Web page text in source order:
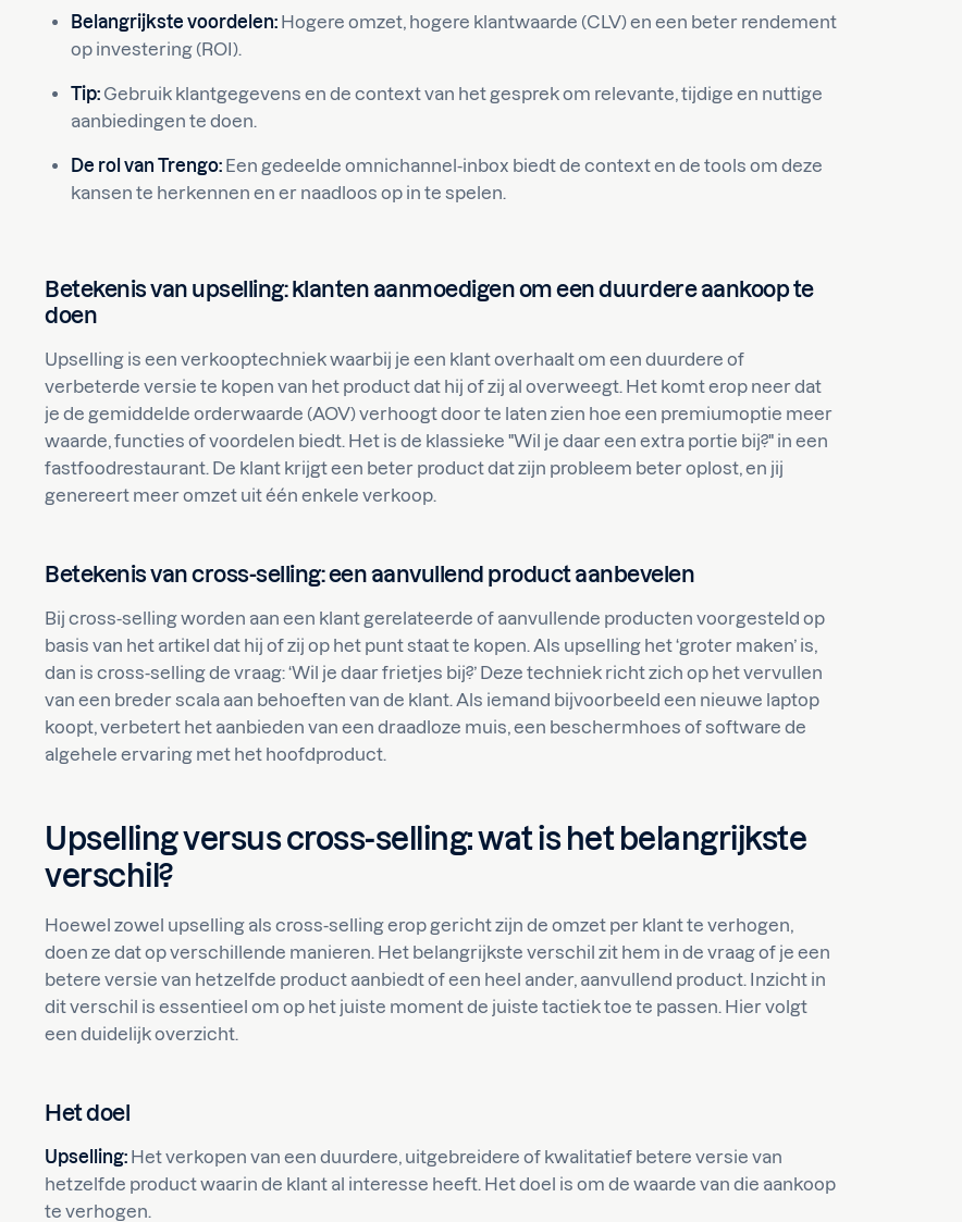
Belangrijkste voordelen: Hogere omzet, hogere klantwaarde (CLV) en een beter rendement
op investering (ROI).
Tip: Gebruik klantgegevens en de context van het gesprek om relevante, tijdige en nuttige
aanbiedingen te doen.
De rol van Trengo: Een gedeelde omnichannel-inbox biedt de context en de tools om deze
kansen te herkennen en er naadloos op in te spelen.
Betekenis van upselling: klanten aanmoedigen om een duurdere aankoop te
doen
Upselling is een verkooptechniek waarbij je een klant overhaalt om een duurdere of
verbeterde versie te kopen van het product dat hij of zij al overweegt. Het komt erop neer dat
je de gemiddelde orderwaarde (AOV) verhoogt door te laten zien hoe een premiumoptie meer
waarde, functies of voordelen biedt. Het is de klassieke "Wil je daar een extra portie bij?" in een
fastfoodrestaurant. De klant krijgt een beter product dat zijn probleem beter oplost, en jij
genereert meer omzet uit één enkele verkoop.
Betekenis van cross-selling: een aanvullend product aanbevelen
Bij cross-selling worden aan een klant gerelateerde of aanvullende producten voorgesteld op
basis van het artikel dat hij of zij op het punt staat te kopen. Als upselling het ‘groter maken’ is,
dan is cross-selling de vraag: ‘Wil je daar frietjes bij?’ Deze techniek richt zich op het vervullen
van een breder scala aan behoeften van de klant. Als iemand bijvoorbeeld een nieuwe laptop
koopt, verbetert het aanbieden van een draadloze muis, een beschermhoes of software de
algehele ervaring met het hoofdproduct.
Upselling versus cross-selling: wat is het belangrijkste
verschil?
Hoewel zowel upselling als cross-selling erop gericht zijn de omzet per klant te verhogen,
doen ze dat op verschillende manieren. Het belangrijkste verschil zit hem in de vraag of je een
betere versie van hetzelfde product aanbiedt of een heel ander, aanvullend product. Inzicht in
dit verschil is essentieel om op het juiste moment de juiste tactiek toe te passen. Hier volgt
een duidelijk overzicht.
Het doel
Upselling: Het verkopen van een duurdere, uitgebreidere of kwalitatief betere versie van
hetzelfde product waarin de klant al interesse heeft. Het doel is om de waarde van die aankoop
te verhogen.